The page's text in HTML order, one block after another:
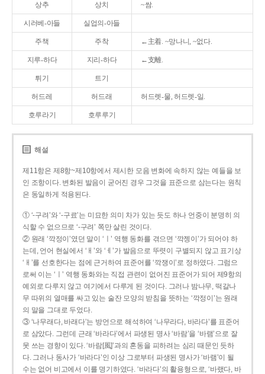
상추 상치 ~쌈.
시러베-아들 실업의-아들
주책 주착 ←主着. ~망나니, ~없다.
지루-하다 지리-하다 ←支離.
튀기 트기
허드레 허드래 허드렛-물, 허드렛-일.
호루라기 호루루기
해설
제11항은 제8항~제10항에서 제시한 모음 변화에 속하지 않는 예들을 보
인 조항이다. 변화된 발음이 굳어진 경우 그것을 표준으로 삼는다는 원칙
은 동일하게 적용된다.
① ‘-구려’와 ‘-구료’는 미묘한 의미 차가 있는 듯도 하나 언중이 분명히 의
식할 수 없으므로 ‘-구려’ 쪽만 살린 것이다.
② 원래 ‘깍정이’였던 말이 ‘ㅣ’ 역행 동화를 겪으면 ‘깍젱이’가 되어야 하
는데, 언어 현실에서 ‘ㅐ’와 ‘ㅔ’가 발음으로 뚜렷이 구별되지 않고 표기상
‘ㅐ’를 선호한다는 점에 근거하여 표준어를 ‘깍쟁이’로 정하였다. 그럼으
로써 이는 ‘ㅣ’ 역행 동화와는 직접 관련이 없어진 표준어가 되어 제9항의
예외로 다루지 않고 여기에서 다루게 된 것이다. 그러나 밤나무, 떡갈나
무 따위의 열매를 싸고 있는 술잔 모양의 받침을 뜻하는 ‘깍정이’는 원래
의 말을 그대로 두었다.
③ ‘나무래다, 바래다’는 방언으로 해석하여 ‘나무라다, 바라다’를 표준어
로 삼았다. 그런데 근래 ‘바라다’에서 파생된 명사 ‘바람’을 ‘바램’으로 잘
못 쓰는 경향이 있다. ‘바람[風]’과의 혼동을 피하려는 심리 때문인 듯하
다. 그러나 동사가 ‘바라다’인 이상 그로부터 파생된 명사가 ‘바램’이 될
수는 없어 비고에서 이를 명기하였다. ‘바라다’의 활용형으로, ‘바랬다, 바